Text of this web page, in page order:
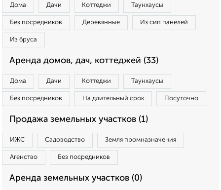
Дома Дачи Коттеджи Таунхаусы
Без посредников Деревянные Из сип панелей
Из бруса
Аренда домов, дач, коттеджей (33)
Дома Дачи Коттеджи Таунхаусы
Без посредников На длительный срок Посуточно
Продажа земельных участков (1)
ИЖС Садоводство Земля промназначения
Агенство Без посредников
Аренда земельных участков (0)